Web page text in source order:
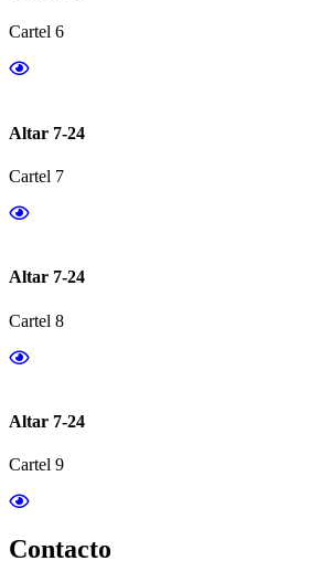
Cartel 6
Altar 7-24
Cartel 7
Altar 7-24
Cartel 8
Altar 7-24
Cartel 9
Contacto